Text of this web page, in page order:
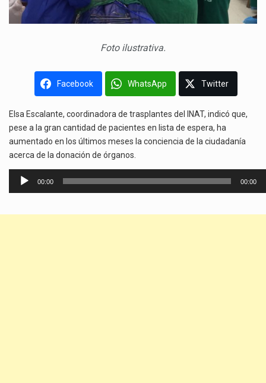
Foto ilustrativa.
Facebook WhatsApp Twitter
Elsa Escalante, coordinadora de trasplantes del INAT, indicó que,
pese a la gran cantidad de pacientes en lista de espera, ha
aumentado en los últimos meses la conciencia de la ciudadanía
acerca de la donación de órganos.
Reproductor
00:00 00:00